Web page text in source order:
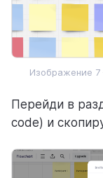
Изображение
Перейди в
code) и